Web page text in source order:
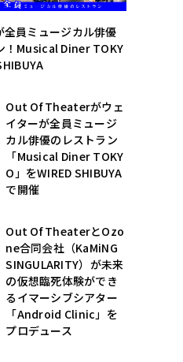
全員ミュージカル俳優
！Musical Diner TOKY
Out Of Theaterがウェ
イターが全員ミュージ
カル俳優のレストラン
「Musical Diner TOKY
O」をWIRED SHIBUYA
で開催
Out Of TheaterとOzo
ne合同会社（KaMiNG
SINGULARITY）が未来
の仮想臨死体験ができ
るイマーシブシアター
「Android Clinic」を
プロデュース